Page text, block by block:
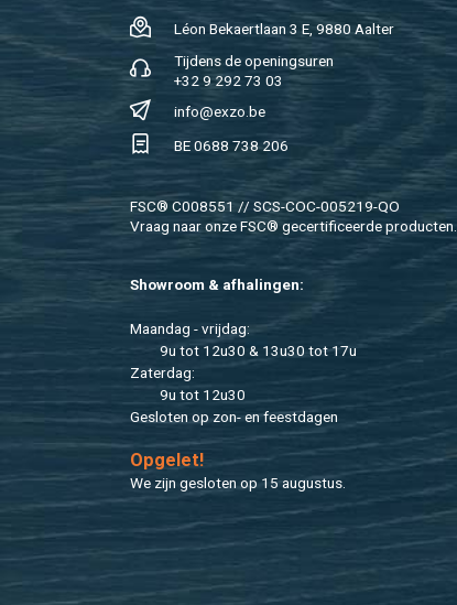
Léon Be­kaert­laan 3 E, 9880 Aal­ter
Tij­dens de ope­nings­uren
+32 9 292 73 03
info@​exzo.​be
BE 0688 738 206
FSC® C008551 // SCS-COC-005219-QO
Vraag naar onze FSC® ge­cer­ti­fi­ceer­de pro­duc­ten.
Show­room & af­ha­lin­gen:
Maan­dag - vrij­dag:
9u tot 12u30 & 13u30 tot 17u
Za­ter­dag:
9u tot 12u30
Ge­slo­ten op zon- en feest­da­gen
Op­ge­let!
We zijn ge­slo­ten op 15 au­gus­tus.